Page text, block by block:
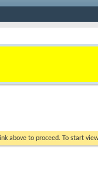
above to proceed. To start